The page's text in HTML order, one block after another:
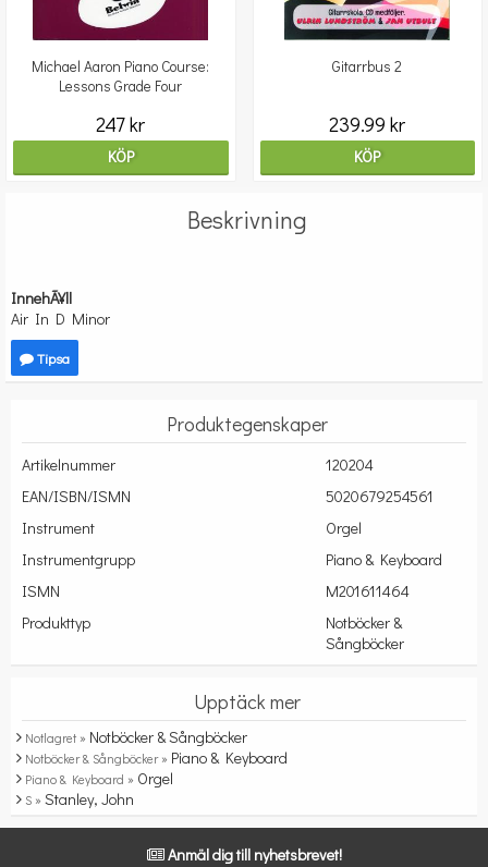
Michael Aaron Piano Course:
Lessons Grade Four
247 kr
KÖP
Gitarrbus 2
239.99 kr
KÖP
Beskrivning
InnehÃ¥ll
Air In D Minor
Tipsa
Produktegenskaper
Artikelnummer
120204
EAN/ISBN/ISMN
5020679254561
Instrument
Orgel
Instrumentgrupp
Piano & Keyboard
ISMN
M201611464
Produkttyp
Notböcker &
Sångböcker
Upptäck mer
Notlagret » Notböcker & Sångböcker
Notböcker & Sångböcker » Piano & Keyboard
Piano & Keyboard » Orgel
S » Stanley, John
Anmäl dig till nyhetsbrevet!